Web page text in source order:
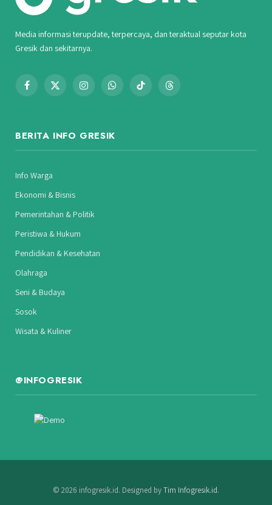
Media informasi terupdate, terpercaya, dan teraktual seputar kota
Gresik dan sekitarnya.
Facebook
X
InstagramWhatsAppTikTok Threads
BERITA INFO GRESIK
Info Warga
Ekonomi & Bisnis
Pemerintahan & Politik
Peristiwa & Hukum
Pendidikan & Kesehatan
Olahraga
Seni & Budaya
Sosok
Wisata & Kuliner
@INFOGRESIK
© 2026 infogresik.id. Designed byTim Infogresik.id.